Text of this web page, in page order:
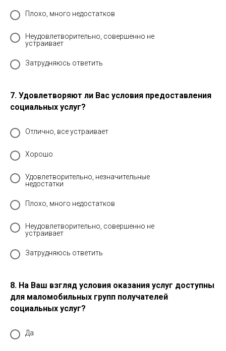
Плохо, много недостатков
Неудовлетворительно, совершенно не
устраивает
Затрудняюсь ответить
7. Удовлетворяют ли Вас условия предоставления
социальных услуг?
Отлично, все устраивает
Хорошо
Удовлетворительно, незначительные
недостатки
Плохо, много недостатков
Неудовлетворительно, совершенно не
устраивает
Затрудняюсь ответить
8. На Ваш взгляд условия оказания услуг доступны
для маломобильных групп получателей
социальных услуг?
Да